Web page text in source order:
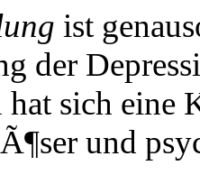
ist
der
hat sich eine
und